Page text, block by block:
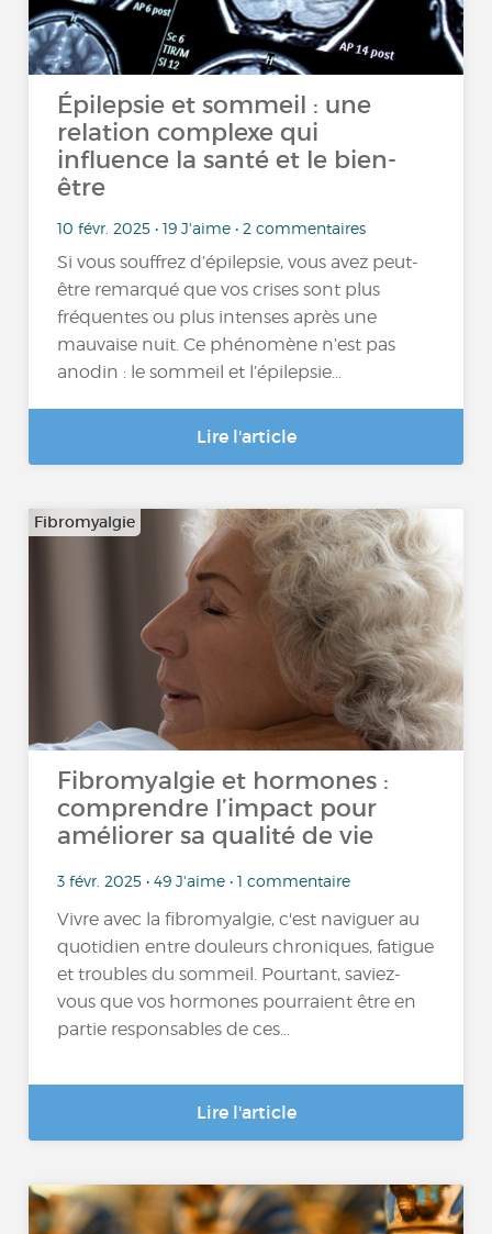
Épilepsie et sommeil : une
relation complexe qui
influence la santé et le bien-
être
10 févr. 2025 • 19 J'aime • 2 commentaires
Si vous souffrez d’épilepsie, vous avez peut-
être remarqué que vos crises sont plus
fréquentes ou plus intenses après une
mauvaise nuit. Ce phénomène n’est pas
anodin : le sommeil et l’épilepsie...
Lire l'article
Fibromyalgie
Fibromyalgie et hormones :
comprendre l’impact pour
améliorer sa qualité de vie
3 févr. 2025 • 49 J'aime • 1 commentaire
Vivre avec la fibromyalgie, c'est naviguer au
quotidien entre douleurs chroniques, fatigue
et troubles du sommeil. Pourtant, saviez-
vous que vos hormones pourraient être en
partie responsables de ces...
Lire l'article